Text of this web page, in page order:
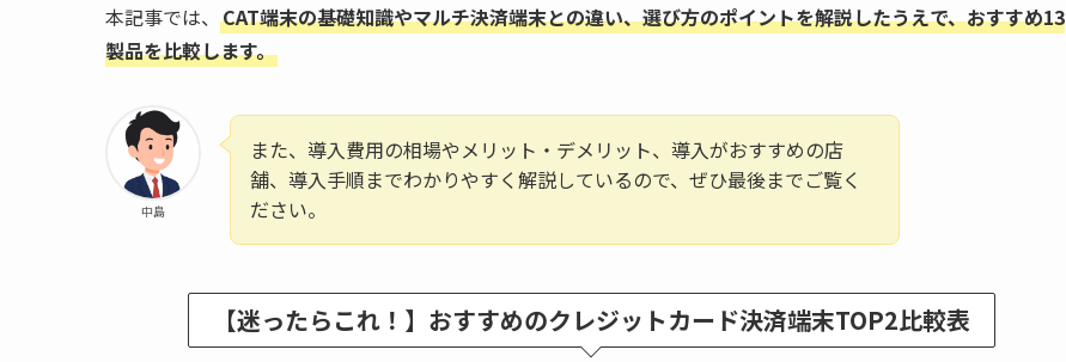
本記事では、 CAT端末の基礎知識やマルチ決済端末との違い、選び方のポイントを解説したうえで、おすすめ13
製品を比較します。
中島
また、導入費用の相場やメリット・デメリット、導入がおすすめの店
舗、導入手順までわかりやすく解説しているので、ぜひ最後までご覧く
ださい。
【迷ったらこれ！】おすすめのクレジットカード決済端末TOP2比較表